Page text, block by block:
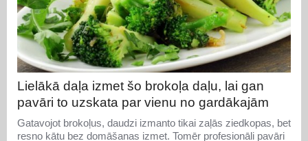
Lielākā daļa izmet šo brokoļa daļu, lai gan
pavāri to uzskata par vienu no gardākajām
Gatavojot brokoļus, daudzi izmanto tikai zaļās ziedkopas, bet
resno kātu bez domāšanas izmet. Tomēr profesionāli pavāri